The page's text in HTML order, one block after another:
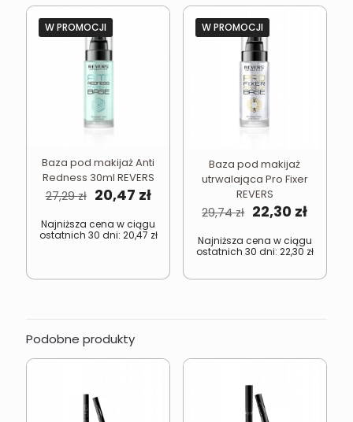
W PROMOCJI
Baza pod makijaż Anti
Redness 30ml REVERS
27,29zł Pierwotna
wynosiła:
27,29 zł.
20,47 złAktualna
wynosi:
20,47 zł.
Najniższa cena w ciągu
ostatnich 30 dni: 20,47 zł
W PROMOCJI
Baza pod makijaż
utrwalająca Pro Fixer
REVERS
29,74zł Pierwotna
wynosiła:
29,74 zł.
22,30 zł
22,30
Najniższa cena w ciągu
ostatnich 30 dni: 22,30 zł
Podobne produkty